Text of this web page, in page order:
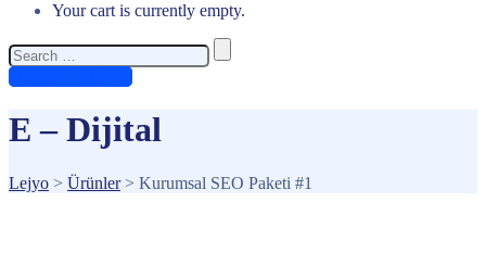
Your cart is currently empty.
Search
for:
E – Dijital
Lejyo > Ürünler> Kurumsal SEO Paketi #1